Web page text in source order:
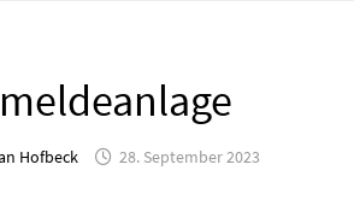
Hofbeck 28. September 2023